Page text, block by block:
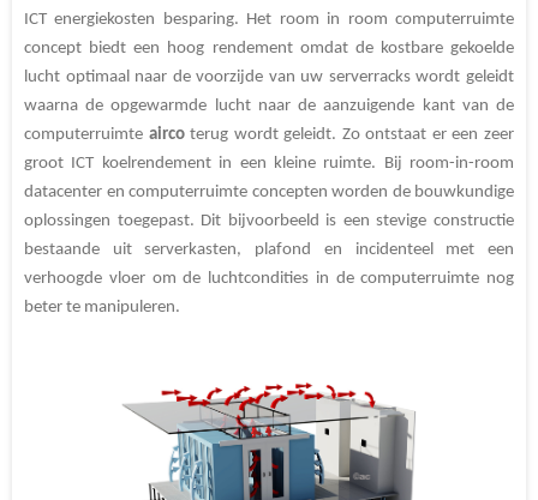
ICT energiekosten besparing. Het room in room computerruimte
concept biedt een hoog rendement omdat de kostbare gekoelde
lucht optimaal naar de voorzijde van uw serverracks wordt geleidt
waarna de opgewarmde lucht naar de aanzuigende kant van de
computerruimte aircoterug wordt geleidt. Zo ontstaat er een zeer
groot ICT koelrendement in een kleine ruimte. Bij room-in-room
datacenter en computerruimte concepten worden de bouwkundige
oplossingen toegepast. Dit bijvoorbeeld is een stevige constructie
bestaande uit serverkasten, plafond en incidenteel met een
verhoogde vloer om de luchtcondities in de computerruimte nog
beter te manipuleren.